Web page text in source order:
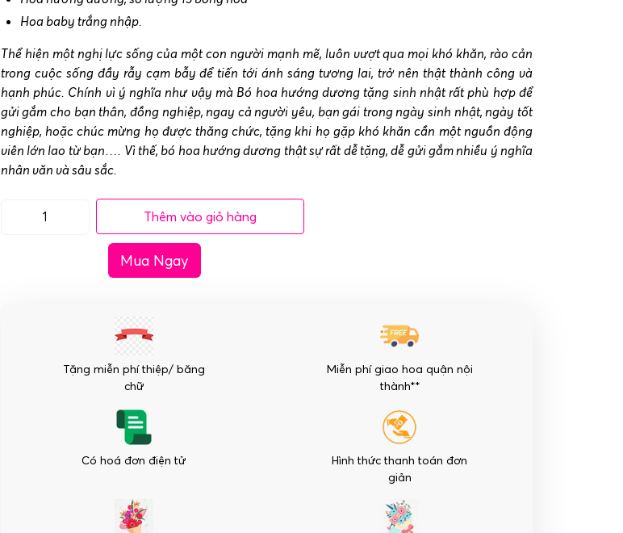
Hoa baby trắng nhập.
Thể hiện một nghị lực sống của một con người mạnh mẽ, luôn vượt qua mọi khó khăn, rào cản
trong cuộc sống đầy rẫy cạm bẫy để tiến tới ánh sáng tương lai, trở nên thật thành công và
hạnh phúc. Chính vì ý nghĩa như vậy mà Bó hoa hướng dương tặng sinh nhật rất phù hợp để
gửi gắm cho bạn thân, đồng nghiệp, ngay cả người yêu, bạn gái trong ngày sinh nhật, ngày tốt
nghiệp, hoặc chúc mừng họ được thăng chức, tặng khi họ gặp khó khăn cần một nguồn động
viên lớn lao từ bạn…. Vì thế, bó hoa hướng dương thật sự rất dễ tặng, dễ gửi gắm nhiều ý nghĩa
nhân văn và sâu sắc.
Bó
lượng
Thêm vào giỏ hàng
Mua Ngay
Tặng miễn phí thiệp/ băng
chữ
Miễn phí giao hoa quận nội
thành**
Có hoá đơn điện tử
Hình thức thanh toán đơn
giản